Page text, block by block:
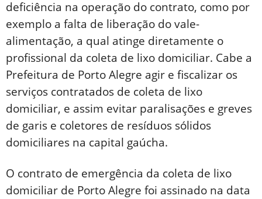
deficiência na operação do contrato, como por
exemplo a falta de liberação do vale-
alimentação, a qual atinge diretamente o
profissional da coleta de lixo domiciliar. Cabe a
Prefeitura de Porto Alegre agir e fiscalizar os
serviços contratados de coleta de lixo
domiciliar, e assim evitar paralisações e greves
de garis e coletores de resíduos sólidos
domiciliares na capital gaúcha.
O contrato de emergência da coleta de lixo
domiciliar de Porto Alegre foi assinado na data